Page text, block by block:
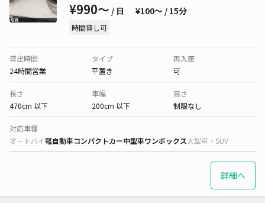
¥990〜 / 日 ¥100〜 / 15分
時間貸し可
貸出時間
24時間営業
タイプ
平置き
再入庫
可
長さ
470cm 以下
車幅
200cm 以下
高さ
制限なし
対応車種
オートバイ軽自動車コンパクトカー中型車ワンボックス大型車・SUV
詳細へ